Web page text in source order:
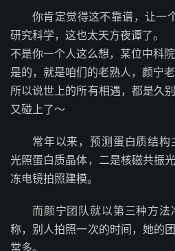
你肯定觉得这不靠谱，让一
研究科学，这也太天方夜谭了。
不是你一个人这么想，某位中科
是的，就是咱们的老熟人，颜宁老
所以说世上的所有相遇，都是久
又碰上了～
常年以来，预测蛋白质结
光照蛋白质晶体，二是核磁共振
冻电镜拍照建模。
而颜宁团队就以第三种方
称，别人拍照一次的时间，她的
常多。